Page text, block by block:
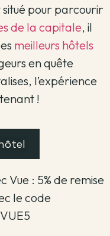
pour parcourir
de la capitale, il
meilleurs hôtels
en quête
l’expérience
!
Vue : 5% de remise
le code